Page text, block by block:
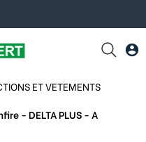
ET VETEMENTS
- DELTA PLUS - A